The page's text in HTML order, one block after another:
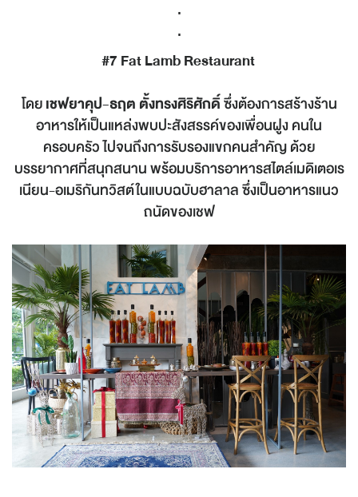
.
.
#7 Fat Lamb Restaurant
โดยเชฟยาคุป-ธฤต ตั้งทรงศิริศักดิ์ซึ่งต้องการสร้างร้าน
อาหารให้เป็นแหล่งพบปะสังสรรค์ของเพื่อนฝูง คนใน
ครอบครัว ไปจนถึงการรับรองแขกคนสำคัญ ด้วย
บรรยากาศที่สนุกสนาน พร้อมบริการอาหารสไตล์เมดิเตอเร
เนียน-อเมริกันทวิสต์ในแบบฉบับฮาลาล ซึ่งเป็นอาหารแนว
ถนัดของเชฟ